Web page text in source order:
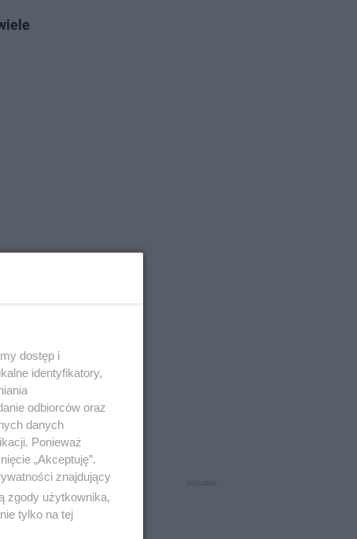
roku i
dostęp i
identyfikatory,
odbiorców oraz
danych
Ponieważ
„Akceptuję”.
znajdujący
zgody użytkownika,
tylko na tej